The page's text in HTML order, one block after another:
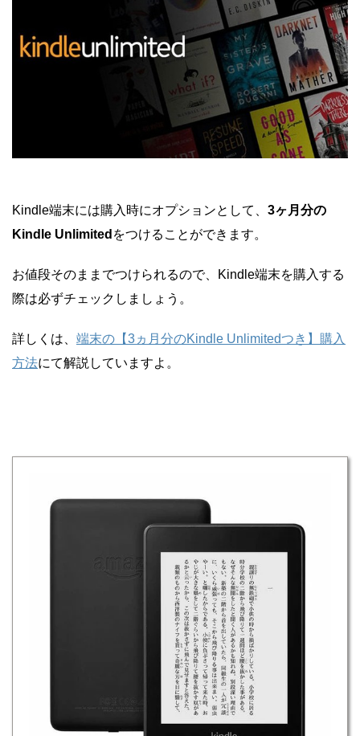
Kindle端末には購入時にオプションとして、 3ヶ月分の
Kindle Unlimited をつけることができます。
お値段そのままでつけられるので、Kindle端末を購入する
際は必ずチェックしましょう。
詳しくは、 端末の【3ヵ月分のKindle Unlimitedつき】購入
方法にて解説していますよ。